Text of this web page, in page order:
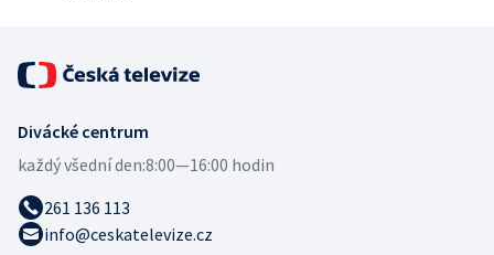
Divácké centrum
každý všední den:8:00—16:00 hodin
261 136 113
info@ceskatelevize.cz